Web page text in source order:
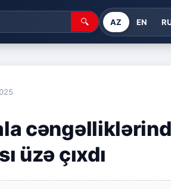
🔍 AZ EN
üzə çıxdı